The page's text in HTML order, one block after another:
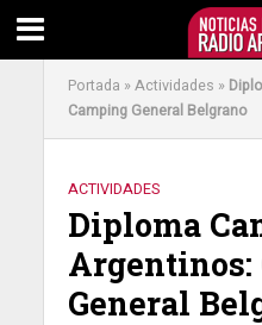
Portada »Actividades »
Camping General Belgrano
ACTIVIDADES
Diploma
Argentinos:
General